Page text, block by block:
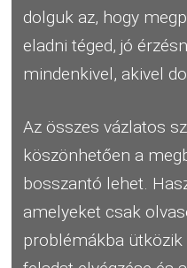
dolguk az, hogy
eladni téged, jó
mindenkivel, akivel
Az összes vázlatos
köszönhetően a
bosszantó lehet.
amelyeket csak
problémákba ütközik